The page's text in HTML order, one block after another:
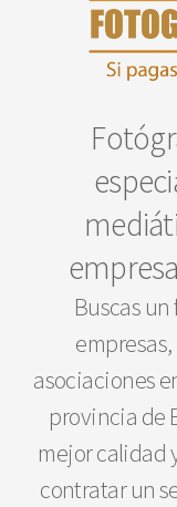
Buscas
asociaciones
provincia de
mejor calidad
contratar un